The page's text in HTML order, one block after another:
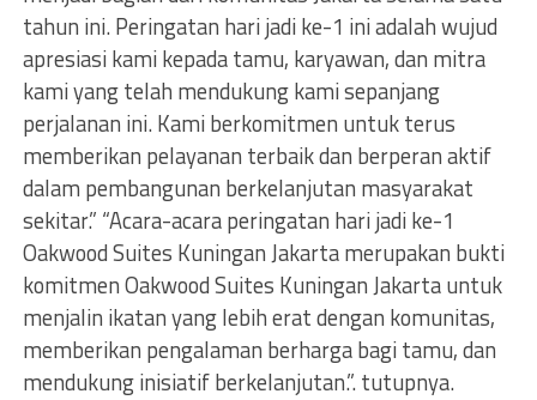
tahun ini. Peringatan hari jadi ke-1 ini adalah wujud
apresiasi kami kepada tamu, karyawan, dan mitra
kami yang telah mendukung kami sepanjang
perjalanan ini. Kami berkomitmen untuk terus
memberikan pelayanan terbaik dan berperan aktif
dalam pembangunan berkelanjutan masyarakat
sekitar.” “Acara-acara peringatan hari jadi ke-1
Oakwood Suites Kuningan Jakarta merupakan bukti
komitmen Oakwood Suites Kuningan Jakarta untuk
menjalin ikatan yang lebih erat dengan komunitas,
memberikan pengalaman berharga bagi tamu, dan
mendukung inisiatif berkelanjutan.”. tutupnya.